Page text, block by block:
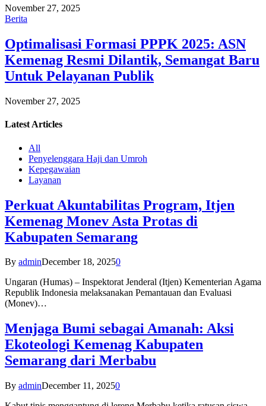
November 27, 2025
Berita
Optimalisasi Formasi PPPK 2025: ASN
Kemenag Resmi Dilantik, Semangat Baru
Untuk Pelayanan Publik
November 27, 2025
Latest Articles
All
Penyelenggara Haji dan Umroh
Kepegawaian
Layanan
Perkuat Akuntabilitas Program, Itjen
Kemenag Monev Asta Protas di
Kabupaten Semarang
By adminDecember 18, 20250
Ungaran (Humas) – Inspektorat Jenderal (Itjen) Kementerian Agama
Republik Indonesia melaksanakan Pemantauan dan Evaluasi
(Monev)…
Menjaga Bumi sebagai Amanah: Aksi
Ekoteologi Kemenag Kabupaten
Semarang dari Merbabu
By adminDecember 11, 20250